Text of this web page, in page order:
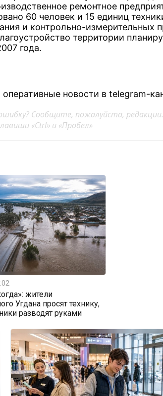
ремонтное
60 человек и 15 единиц
и контрольно-измерительных
территории
года.
новости в telegram-
Сообщите, пожалуйста,
«Ctrl» и «Пробел»
жители
Угдана просят технику,
разводят руками